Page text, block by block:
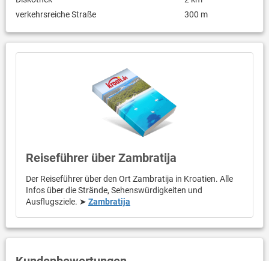
verkehrsreiche Straße
300 m
Reiseführer über Zambratija
Der Reiseführer über den Ort Zambratija in Kroatien. Alle
Infos über die Strände, Sehenswürdigkeiten und
Ausflugsziele. ➤ Zambratija